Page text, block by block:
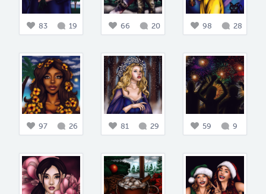
83 19 66 20 98 28
97 26 81 29 59 9